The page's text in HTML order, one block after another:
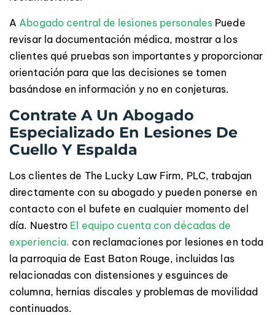
A Abogado central de lesiones personales Puede
revisar la documentación médica, mostrar a los
clientes qué pruebas son importantes y proporcionar
orientación para que las decisiones se tomen
basándose en información y no en conjeturas.
Contrate A Un Abogado
Especializado En Lesiones De
Cuello Y Espalda
Los clientes de The Lucky Law Firm, PLC, trabajan
directamente con su abogado y pueden ponerse en
contacto con el bufete en cualquier momento del
día. Nuestro El equipo cuenta con décadas de
experiencia. con reclamaciones por lesiones en toda
la parroquia de East Baton Rouge, incluidas las
relacionadas con distensiones y esguinces de
columna, hernias discales y problemas de movilidad
continuados.